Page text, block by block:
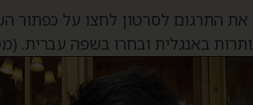
את התרגום לסרטון לחצו על כפתור
באנגלית ובחרו בשפה עברית.